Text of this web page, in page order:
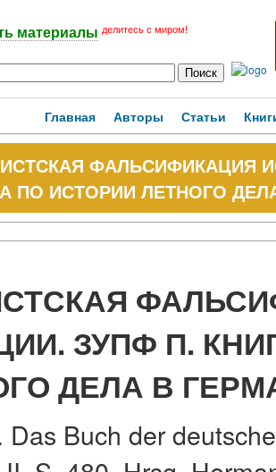
материалы делитесь с миром!
Главная Авторы Статьи
ФАЛЬСИФИКАЦИЯ
ПО ИСТОРИИ ЛЕТНОГО
ЗУПФ П.
ДЕЛА В
Das Buch der